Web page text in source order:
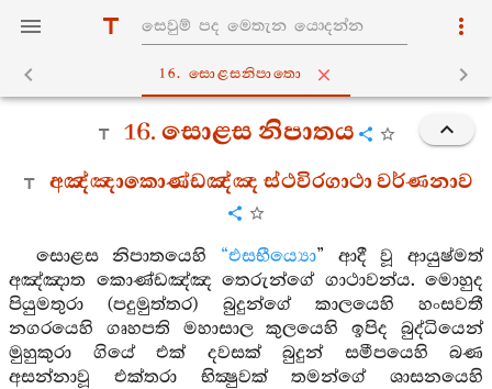
16. සොළසනිපාතො
16. සොළස නිපාතය
අඤ්ඤාකොණ්ඩඤ්ඤ ස්ථවිරගාථා වර්ණනාව
සොළස නිපාතයෙහි “එසභීය්‍යො” ආදී වූ ආයුෂ්මත්
අඤ්ඤාත කොණ්ඩඤ්ඤ තෙරුන්ගේ ගාථාවන්ය. මොහුද
පියුමතුරා (පදුමුත්තර) බුදුන්ගේ කාලයෙහි හංසවතී
නගරයෙහි ගෘහපති මහාසාල කුලයෙහි ඉපිද බුද්ධියෙන්
මුහුකුරා ගියේ එක් දවසක් බුදුන් සමීපයෙහි බණ
අසන්නාවූ එක්තරා භික්‍ෂුවක් තමන්ගේ ශාසනයෙහි